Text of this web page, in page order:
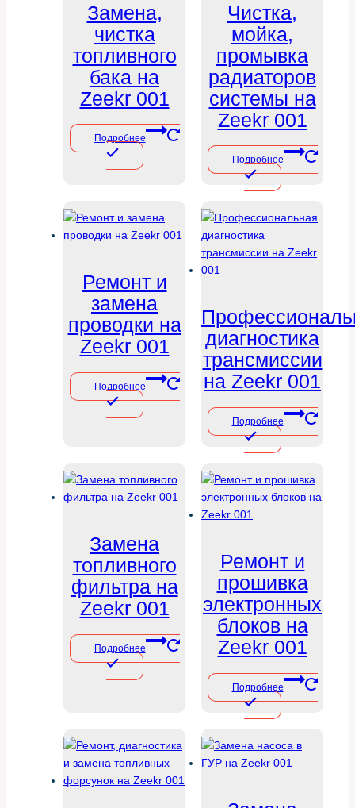
Замена,
чистка
топливного
бака на
Zeekr 001
Подробнее
Чистка,
мойка,
промывка
радиаторов
системы на
Zeekr 001
Подробнее
Ремонт и
замена
проводки на
Zeekr 001
Подробнее
диагностика
трансмиссии
на Zeekr 001
Подробнее
Замена
топливного
фильтра на
Zeekr 001
Подробнее
Ремонт и
прошивка
электронных
блоков на
Zeekr 001
Подробнее